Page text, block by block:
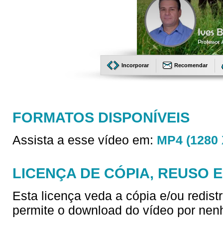
Incorporar Recomendar
FORMATOS DISPONÍVEIS
Assista a esse vídeo em: MP4 (1280
LICENÇA DE CÓPIA, REUSO
Esta licença veda a cópia e/ou
permite o download do vídeo por